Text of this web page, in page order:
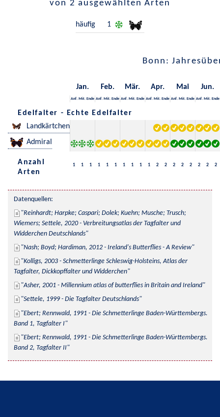
von 2 ausgewählten Arten
häufig 1
Bonn:
Jan. Feb. Mär. Apr. Mai Jun.
Anf. Mit. Ende Anf. Mit. Ende Anf. Mit. Ende Anf. Mit. Ende Anf. Mit. Ende Anf. Mit. Ende
Edelfalter - Echte Edelfalter
Landkärtchen
Admiral
Anzahl
Arten
1 1 1 1 1 1 1 1 1 1 2 2 2 2 2 2 2 2
Datenquellen:
Reinhardt; Harpke; Caspari; Dolek; Kuehn; Musche; Trusch;
Wiemers; Settele, 2020 - Verbreitungsatlas der Tagfalter und
Widderchen Deutschlands
Nash; Boyd; Hardiman, 2012 - Ireland's Butterflies - A Review
Kolligs, 2003 - Schmetterlinge Schleswig-Holsteins, Atlas der
Tagfalter, Dickkopffalter und Widderchen
Asher, 2001 - Millennium atlas of butterflies in Britain and Ireland
Settele, 1999 - Die Tagfalter Deutschlands
Ebert; Rennwald, 1991 - Die Schmetterlinge Baden-Württembergs.
Band 1, Tagfalter I
Ebert; Rennwald, 1991 - Die Schmetterlinge Baden-Württembergs.
Band 2, Tagfalter II